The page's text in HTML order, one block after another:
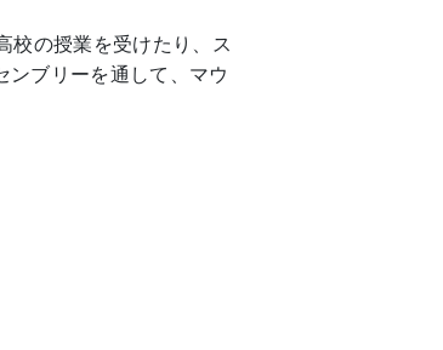
校の授業を受けたり、ス
ンブリーを通して、マウ